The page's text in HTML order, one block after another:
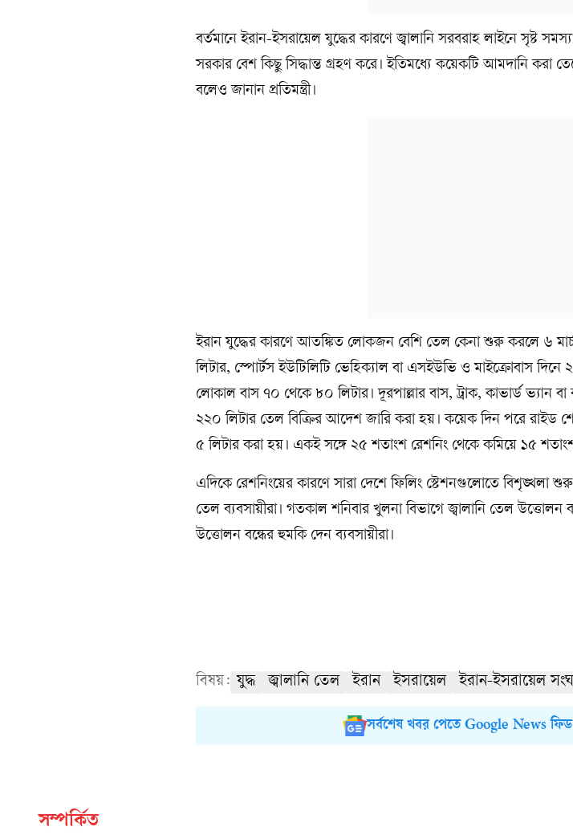
বর্তমানে ইরান-ইসরায়েল যুদ্ধের কারণে জ্বালানি সরবরাহ লাইনে সৃষ্ট
সরকার বেশ কিছু সিদ্ধান্ত গ্রহণ করে। ইতিমধ্যে কয়েকটি আমদানি করা
বলেও জানান প্রতিমন্ত্রী।
ইরান যুদ্ধের কারণে আতঙ্কিত লোকজন বেশি তেল কেনা শুরু করলে ৬
লিটার, স্পোর্টস ইউটিলিটি ভেহিক্যাল বা এসইউভি ও মাইক্রোবাস
লোকাল বাস ৭০ থেকে ৮০ লিটার। দূরপাল্লার বাস, ট্রাক, কাভার্ড ভ্যান
২২০ লিটার তেল বিক্রির আদেশ জারি করা হয়। কয়েক দিন পরে রাইড
৫ লিটার করা হয়। একই সঙ্গে ২৫ শতাংশ রেশনিং থেকে কমিয়ে ১৫
এদিকে রেশনিংয়ের কারণে সারা দেশে ফিলিং স্টেশনগুলোতে বিশৃঙ্খলা
তেল ব্যবসায়ীরা। গতকাল শনিবার খুলনা বিভাগে জ্বালানি তেল উত্তোলন
উত্তোলন বন্ধের হুমকি দেন ব্যবসায়ীরা।
বিষয়: যুদ্ধ জ্বালানি তেল ইরান ইসরায়েল ইরান-ইসরায়েল
সর্বশেষ খবর পেতে Google News
সম্পর্কিত